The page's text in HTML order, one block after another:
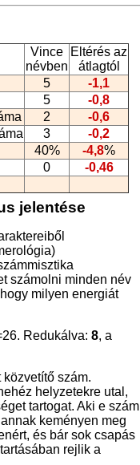
Vince
névben
Eltérés az
átlagtól
5
-1,1
5
-0,8
2
-0,6
3
-0,2
40% -4,8%
0
-0,46
jelentése
)
számolni minden név
milyen energiát
Redukálva: 8, a
szám.
helyzetekre utal,
tartogat. Aki e szám
keményen meg
és bár sok csapás
rejlik a